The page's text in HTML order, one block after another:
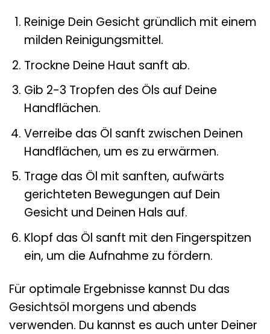
Reinige Dein Gesicht gründlich mit einem
milden Reinigungsmittel.
Trockne Deine Haut sanft ab.
Gib 2-3 Tropfen des Öls auf Deine
Handflächen.
Verreibe das Öl sanft zwischen Deinen
Handflächen, um es zu erwärmen.
Trage das Öl mit sanften, aufwärts
gerichteten Bewegungen auf Dein
Gesicht und Deinen Hals auf.
Klopf das Öl sanft mit den Fingerspitzen
ein, um die Aufnahme zu fördern.
Für optimale Ergebnisse kannst Du das
Gesichtsöl morgens und abends
verwenden. Du kannst es auch unter Deiner